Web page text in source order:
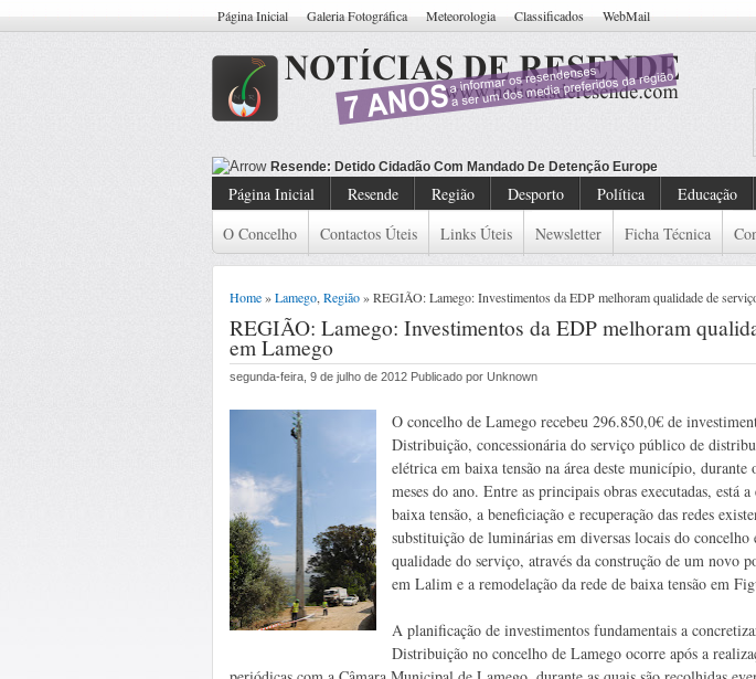
Página Inicial Galeria Fotográfica Meteorologia Classificados WebMail
Resende: Detido Cidadão Com Mandado De Detenção Europeu
Página Inicial Resende Região Desporto Política Educação
O Concelho
Contactos Úteis Links Úteis Newsletter Ficha Técnica
Home»Lamego Região» REGIÃO: Lamego: Investimentos da EDP melhoram qualidade de
REGIÃO: Lamego: Investimentos da EDP melhoram
em Lamego
segunda-feira, 9 de julho de 2012 Publicado por Unknown
O concelho de Lamego recebeu 296.850,0€ de
Distribuição, concessionária do serviço público de
elétrica em baixa tensão na área deste município, durante
meses do ano. Entre as principais obras executadas, está a
baixa tensão, a beneficiação e recuperação das redes
substituição de luminárias em diversas locais do concelho
qualidade do serviço, através da construção de um novo
em Lalim e a remodelação da rede de baixa tensão em
A planificação de investimentos fundamentais a
Distribuição no concelho de Lamego ocorre após a